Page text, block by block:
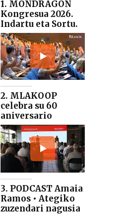
1. MONDRAGON
Kongresua 2026.
Indartu eta Sortu.
2. MLAKOOP
celebra su 60
aniversario
3. PODCAST Amaia
Ramos • Ategiko
zuzendari nagusia